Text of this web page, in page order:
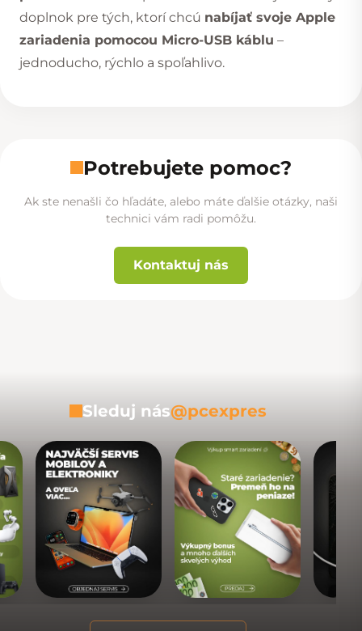
doplnok pre tých, ktorí chcú nabíjať svoje Apple
zariadenia pomocou Micro-USB káblu –
jednoducho, rýchlo a spoľahlivo.
Potrebujete pomoc?
Ak ste nenašli čo hľadáte, alebo máte ďalšie otázky, naši
technici vám radi pomôžu.
Kontaktuj nás
Sleduj nás@pcexpres